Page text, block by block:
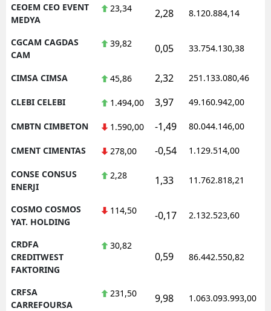
CEOEM CEO EVENT
MEDYA
23,34 2,28 8.120.884,14
CGCAM CAGDAS
CAM
39,82 0,05 33.754.130,38
CIMSA CIMSA 45,86 2,32 251.133.080,46
CLEBI CELEBI 1.494,00 3,97 49.160.942,00
CMBTN CIMBETON 1.590,00 -1,49 80.044.146,00
CMENT CIMENTAS 278,00 -0,54 1.129.514,00
CONSE CONSUS
ENERJI
2,28 1,33 11.762.818,21
COSMO COSMOS
YAT. HOLDING
114,50 -0,17 2.132.523,60
CRDFA
CREDITWEST
FAKTORING
30,82
0,59 86.442.550,82
CRFSA
CARREFOURSA
231,50 9,98 1.063.093.993,00